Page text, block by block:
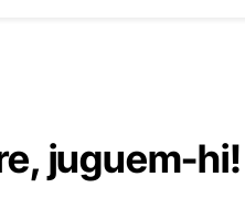
juguem-hi!